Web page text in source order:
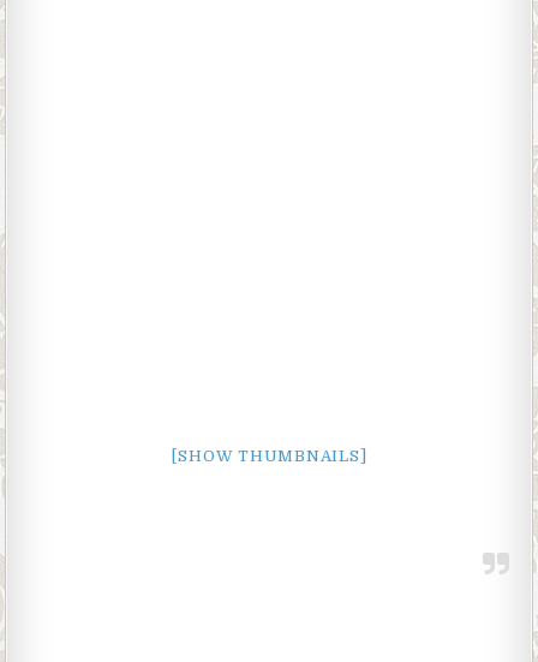
[SHOW THUMBNAILS]